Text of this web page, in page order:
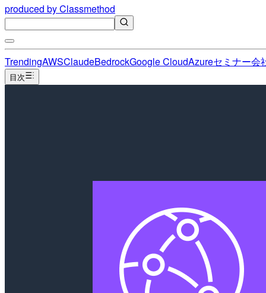
produced by Classmethod
TrendingAWSClaudeBedrockGoogle CloudAzureセミナー会
目次